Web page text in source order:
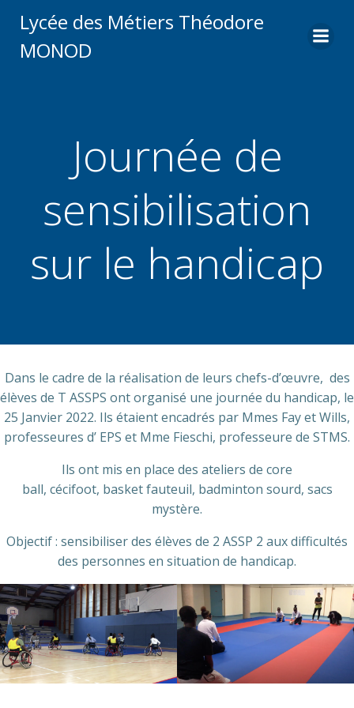
au
Lycée des Métiers Théodore
MONOD
Journée de
sensibilisation
sur le handicap
Dans le cadre de la réalisation de leurs chefs-d’œuvre, des
élèves de T ASSPS ont organisé une journée du handicap, le
25 Janvier 2022. Ils étaient encadrés par Mmes Fay et Wills,
professeures d’ EPS et Mme Fieschi, professeure de STMS.
Ils ont mis en place des ateliers de core
ball, cécifoot, basket fauteuil, badminton sourd, sacs
mystère.
Objectif : sensibiliser des élèves de 2 ASSP 2 aux difficultés
des personnes en situation de handicap.